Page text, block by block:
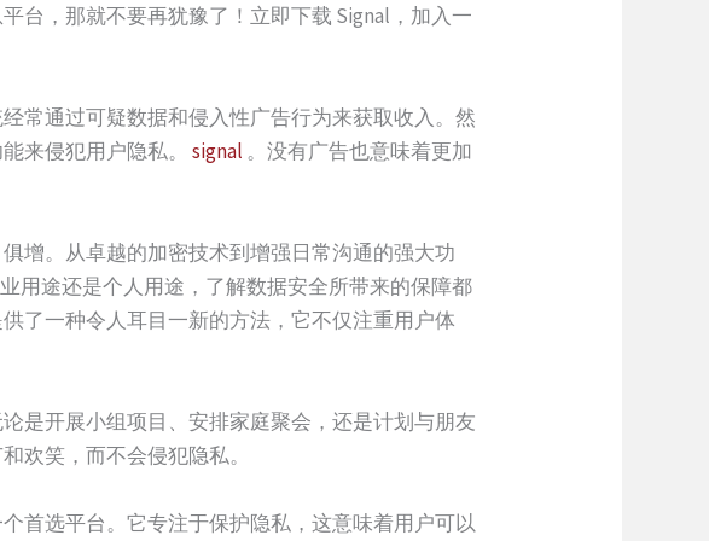
台，那就不要再犹豫了！立即下载 Signal，加入一
常通过可疑数据和侵入性广告行为来获取收入。然
来侵犯用户隐私。signal 。没有广告也意味着更加
增。从卓越的加密技术到增强日常沟通的强大功
用途还是个人用途，了解数据安全所带来的保障都
了一种令人耳目一新的方法，它不仅注重用户体
是开展小组项目、安排家庭聚会，还是计划与朋友
欢笑，而不会侵犯隐私。
首选平台。它专注于保护隐私，这意味着用户可以